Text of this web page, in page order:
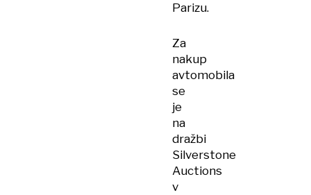
Parizu.
Za
nakup
avtomobila
se
je
na
dražbi
Silverstone
Auctions
v